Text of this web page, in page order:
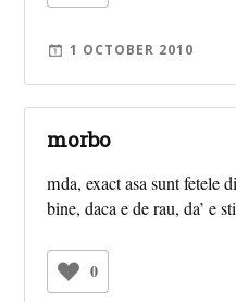
1 OCTOBER 2010
morbo
mda, exact asa sunt fetele
bine, daca e de rau, da’ e
0